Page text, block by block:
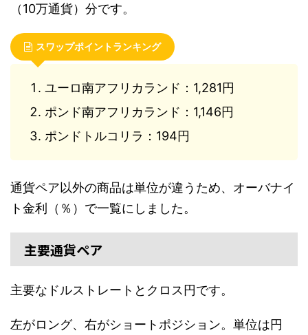
（10万通貨）分です。
スワップポイントランキング
ユーロ南アフリカランド：1,281円
ポンド南アフリカランド：1,146円
ポンドトルコリラ：194円
通貨ペア以外の商品は単位が違うため、オーバナイ
ト金利（％）で一覧にしました。
主要通貨ペア
主要なドルストレートとクロス円です。
左がロング、右がショートポジション。単位は円